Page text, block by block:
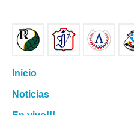
Inicio
Noticias